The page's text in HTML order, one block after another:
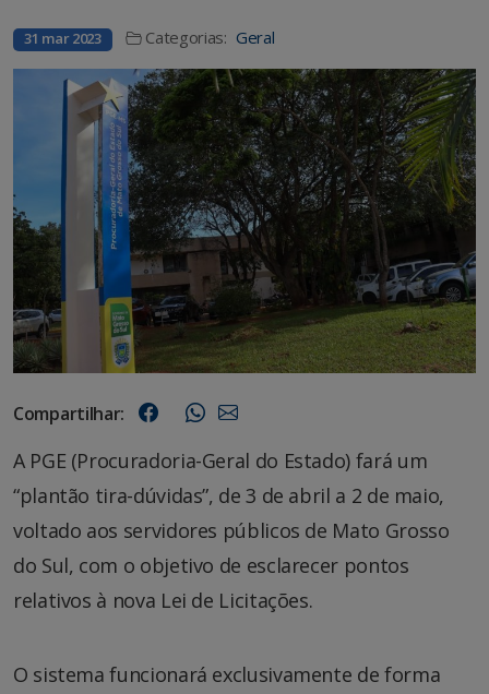
31 mar 2023 Categorias: Geral
Compartilhar:
A PGE (Procuradoria-Geral do Estado) fará um
“plantão tira-dúvidas”, de 3 de abril a 2 de maio,
voltado aos servidores públicos de Mato Grosso
do Sul, com o objetivo de esclarecer pontos
relativos à nova Lei de Licitações.
O sistema funcionará exclusivamente de forma